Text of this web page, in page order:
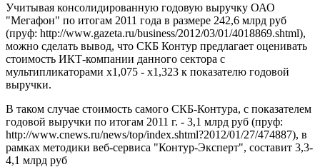
Учитывая консолидированную годовую выручку ОАО
"Мегафон" по итогам 2011 года в размере 242,6 млрд руб
(пруф: http://www.gazeta.ru/business/2012/03/01/4018869.shtml),
можно сделать вывод, что СКБ Контур предлагает оценивать
стоимость ИКТ-компании данного сектора с
мультипликаторами x1,075 - x1,323 к показателю годовой
выручки.
В таком случае стоимость самого СКБ-Контура, с показателем
годовой выручки по итогам 2011 г. - 3,1 млрд руб (пруф:
http://www.cnews.ru/news/top/index.shtml?2012/01/27/474887), в
рамках методики веб-сервиса "Контур-Эксперт", составит 3,3-
4,1 млрд руб